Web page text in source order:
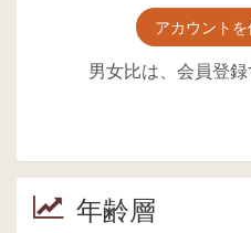
アカウントを
男女比は、会員登
年齢層